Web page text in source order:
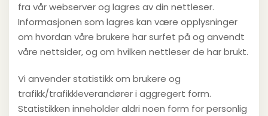
fra vår webserver og lagres av din nettleser.
Informasjonen som lagres kan være opplysninger
om hvordan våre brukere har surfet på og anvendt
våre nettsider, og om hvilken nettleser de har brukt.
Vi anvender statistikk om brukere og
trafikk/trafikkleverandører i aggregert form.
Statistikken inneholder aldri noen form for personlig